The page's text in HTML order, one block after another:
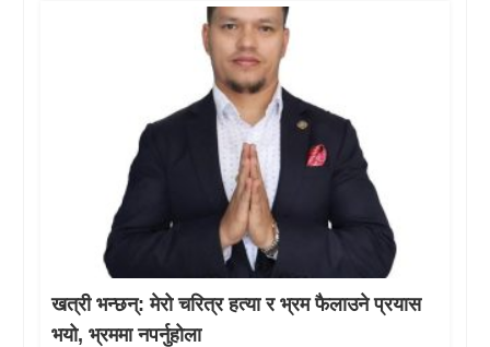
खत्री भन्छन्: मेरो चरित्र हत्या र भ्रम फैलाउने प्रयास
भयो, भ्रममा नपर्नुहोला